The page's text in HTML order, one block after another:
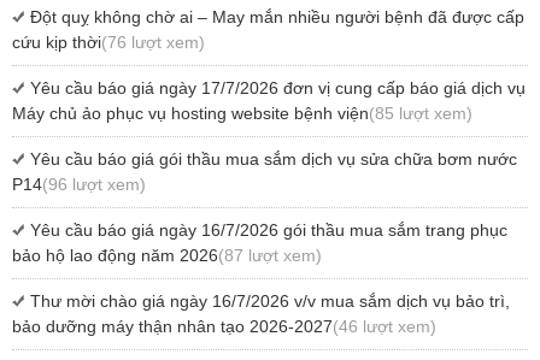
Đột quỵ không chờ ai – May mắn nhiều người bệnh đã được cấp
cứu kịp thời(76 lượt xem)
Yêu cầu báo giá ngày 17/7/2026 đơn vị cung cấp báo giá dịch vụ
Máy chủ ảo phục vụ hosting website bệnh viện(85 lượt xem)
Yêu cầu báo giá gói thầu mua sắm dịch vụ sửa chữa bơm nước
P14(96 lượt xem)
Yêu cầu báo giá ngày 16/7/2026 gói thầu mua sắm trang phục
bảo hộ lao động năm 2026(87 lượt xem)
Thư mời chào giá ngày 16/7/2026 v/v mua sắm dịch vụ bảo trì,
bảo dưỡng máy thận nhân tạo 2026-2027(46 lượt xem)